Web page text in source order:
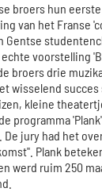
broers hun
van het Franse
Gentse
voorstelling
broers drie
wisselend succes
kleine
programma
jury had het
Plank
werd ruim 250